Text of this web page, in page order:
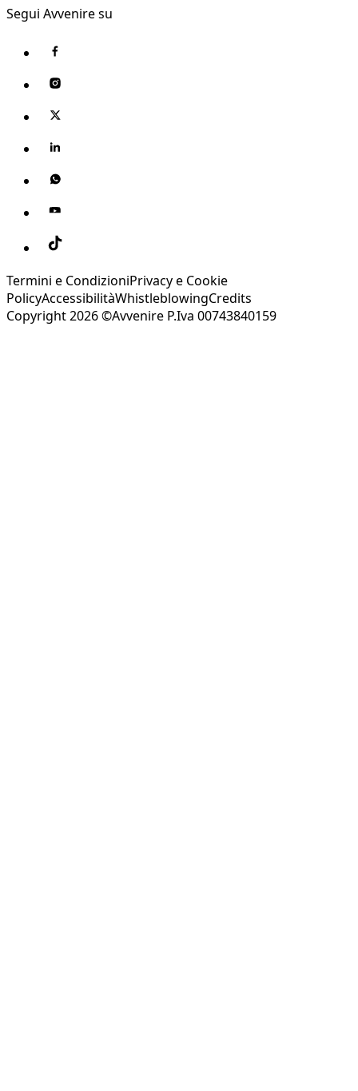
Segui Avvenire su
Termini e CondizioniPrivacy e Cookie
PolicyAccessibilitàWhistleblowingCredits
Copyright 2026 ©Avvenire P.Iva 00743840159